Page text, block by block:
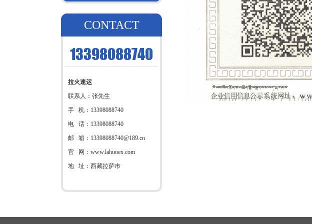
CONTACT
13398088740
拉火速运
联系人：张先生
手 机：13398088740
电 话：13398088740
邮 箱：13398088740@189.cn
官 网：www.lahuoex.com
地 址：西藏拉萨市